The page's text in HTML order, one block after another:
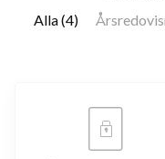
Alla (4)